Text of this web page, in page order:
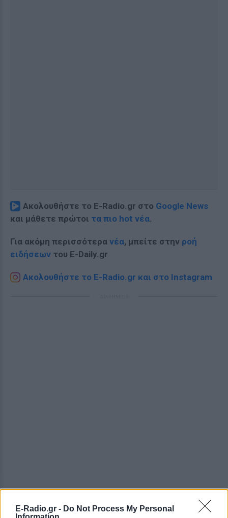
E-Radio.gr - Do Not Process My Personal
Ακολουθήστε το E-Radio.gr στο Google News
και μάθετε πρώτοι τα πιο hot νέα.
Για ακόμη περισσότερα νέα, μπείτε στην ροή
ειδήσεων του E-Daily.gr
Ακολουθήστε το E-Radio.gr και στο Instagram